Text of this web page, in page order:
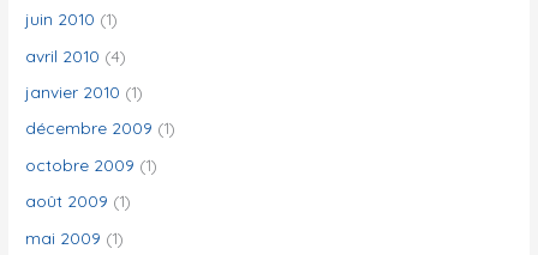
juin 2010 (1)
avril 2010 (4)
janvier 2010 (1)
décembre 2009 (1)
octobre 2009 (1)
août 2009 (1)
mai 2009 (1)